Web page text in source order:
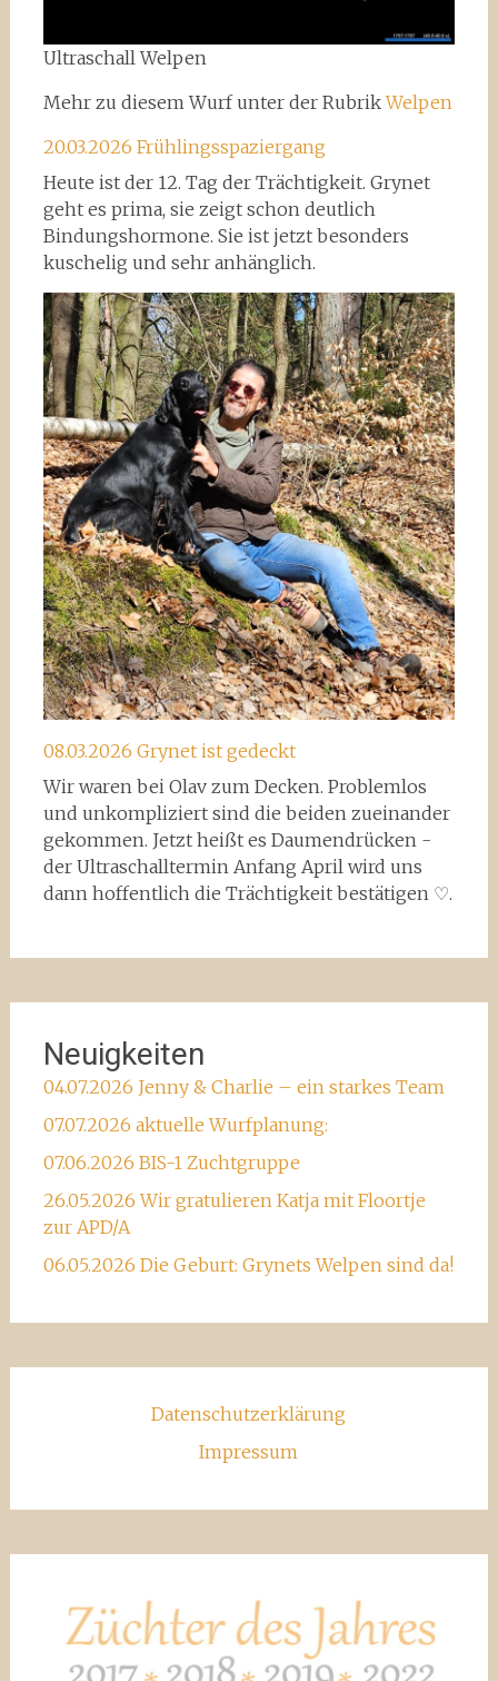
Ultraschall Welpen
Mehr zu diesem Wurf unter der RubrikWelpen
20.03.2026 Frühlingsspaziergang
Heute ist der 12. Tag der Trächtigkeit. Grynet
geht es prima, sie zeigt schon deutlich
Bindungshormone. Sie ist jetzt besonders
kuschelig und sehr anhänglich.
08.03.2026 Grynet ist gedeckt
Wir waren bei Olav zum Decken. Problemlos
und unkompliziert sind die beiden zueinander
gekommen. Jetzt heißt es Daumendrücken -
der Ultraschalltermin Anfang April wird uns
dann hoffentlich die Trächtigkeit bestätigen ♡.
Neuigkeiten
04.07.2026 Jenny & Charlie – ein starkes Team
07.07.2026 aktuelle Wurfplanung:
07.06.2026 BIS-1 Zuchtgruppe
26.05.2026 Wir gratulieren Katja mit Floortje
zur APD/A
06.05.2026 Die Geburt: Grynets Welpen sind da!
Datenschutzerklärung
Impressum